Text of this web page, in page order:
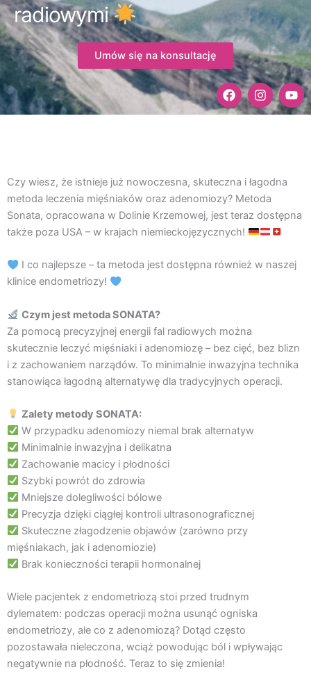
radiowymi
Umów się na konsultację
F
a
c
I
n
s
m
Y
o
u
Czy wiesz, że istnieje już nowoczesna, skuteczna i łagodna
metoda leczenia mięśniaków oraz adenomiozy? Metoda
Sonata, opracowana w Dolinie Krzemowej, jest teraz dostępna
także poza USA – w krajach niemieckojęzycznych!
I co najlepsze – ta metoda jest dostępna również w naszej
klinice endometriozy!
Czym jest metoda SONATA?
Za pomocą precyzyjnej energii fal radiowych można
skutecznie leczyć mięśniaki i adenomiozę – bez cięć, bez blizn
i z zachowaniem narządów. To minimalnie inwazyjna technika
stanowiąca łagodną alternatywę dla tradycyjnych operacji.
Zalety metody SONATA:
W przypadku adenomiozy niemal brak alternatyw
Minimalnie inwazyjna i delikatna
Zachowanie macicy i płodności
Szybki powrót do zdrowia
Mniejsze dolegliwości bólowe
Precyzja dzięki ciągłej kontroli ultrasonograficznej
Skuteczne złagodzenie objawów (zarówno przy
mięśniakach, jak i adenomiozie)
Brak konieczności terapii hormonalnej
Wiele pacjentek z endometriozą stoi przed trudnym
dylematem: podczas operacji można usunąć ogniska
endometriozy, ale co z adenomiozą? Dotąd często
pozostawała nieleczona, wciąż powodując ból i wpływając
negatywnie na płodność. Teraz to się zmienia!